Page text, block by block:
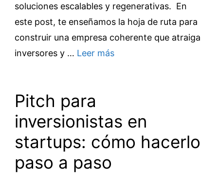
soluciones escalables y regenerativas. En
este post, te enseñamos la hoja de ruta para
construir una empresa coherente que atraiga
inversores y … Leer más
Pitch para
inversionistas en
startups: cómo hacerlo
paso a paso